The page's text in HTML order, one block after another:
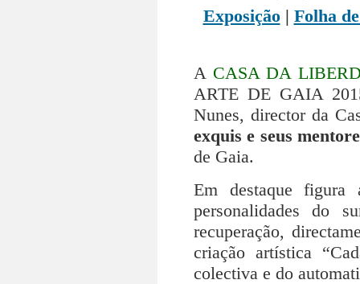
Exposição| Folha
A CASA DA
ARTE DE GAIA
Nunes, director da
exquis e seus
de Gaia.
Em destaque figura
personalidades do
recuperação,
criação artística
colectiva e do